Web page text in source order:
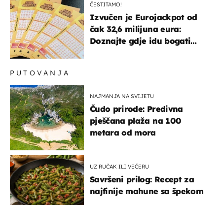
ČESTITAMO!
Izvučen je Eurojackpot od
čak 32,6 milijuna eura:
Doznajte gdje idu bogati
PUTOVANJA
NAJMANJA NA SVIJETU
Čudo prirode: Predivna
pješčana plaža na 100
metara od mora
UZ RUČAK ILI VEČERU
Savršeni prilog: Recept za
najfinije mahune sa špekom